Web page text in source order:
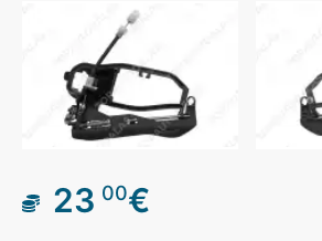
23 00€